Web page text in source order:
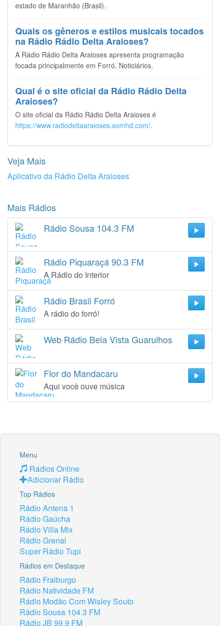
estado de Maranhão (Brasil).
Quais os gêneros e estilos musicais tocados
na Rádio Rádio Delta Araioses?
A Rádio Rádio Delta Araioses apresenta programação
focada principalmente em Forró, Noticiários.
Qual é o site oficial da Rádio Rádio Delta
Araioses?
O site oficial da Rádio Rádio Delta Araioses é
https://www.radiodeltaaraioses.somhd.com/.
Veja Mais
Aplicativo da Rádio Delta Araioses
Mais Rádios
Rádio Sousa 104.3 FM
Rádio Piquaraçá 90.3 FM
A Rádio do Interior
Rádio Brasil Forró
A rádio do forró!
Web Rádio Bela Vista Guarulhos
Flor do Mandacaru
Aqui você ouve música
Menu
Rádios Online
Adicionar Rádio
Top Rádios
Rádio Antena 1
Rádio Gaúcha
Rádio Villa Mix
Rádio Grenal
Super Rádio Tupi
Rádios em Destaque
Rádio Fraiburgo
Rádio Natividade FM
Rádio Modão Com Wisley Souto
Rádio Sousa 104.3 FM
Rádio JB 99.9 FM